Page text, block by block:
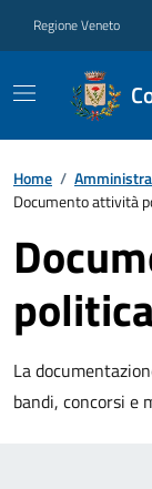
Regione Veneto
Home /
Documento attività
politica
La
bandi, concorsi e